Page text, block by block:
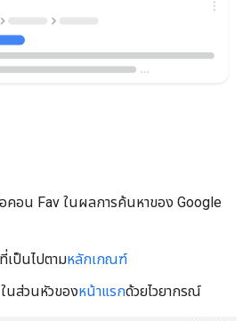
อคอน Fav ในผลการค้นหาของ Google
เป็นไปตามหลักเกณฑ์
ในส่วนหัวของหน้าแรกด้วยไวยากรณ์